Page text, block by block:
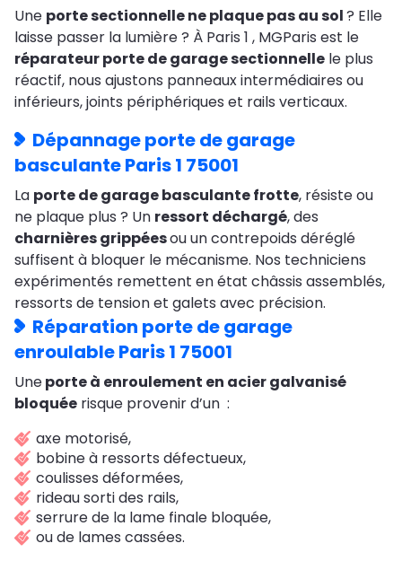
Une porte sectionnelle ne plaque pas au sol? Elle
laisse passer la lumière ? À Paris 1 , MGParis est le
réparateur porte de garage sectionnelle le plus
réactif, nous ajustons panneaux intermédiaires ou
inférieurs, joints périphériques et rails verticaux.
Dépannage porte de garage
basculante Paris 1 75001
La porte de garage basculante frotte, résiste ou
ne plaque plus ? Un ressort déchargé, des
charnières grippéesou un contrepoids déréglé
suffisent à bloquer le mécanisme. Nos techniciens
expérimentés remettent en état châssis assemblés,
ressorts de tension et galets avec précision.
Réparation porte de garage
enroulable Paris 1 75001
Uneporte à enroulement en acier galvanisé
bloquée risque provenir d’un :
axe motorisé,
bobine à ressorts défectueux,
coulisses déformées,
rideau sorti des rails,
serrure de la lame finale bloquée,
ou de lames cassées.